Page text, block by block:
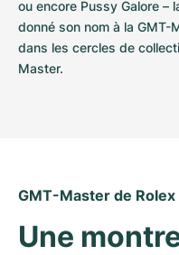
ou encore Pussy Galore –
donné son nom à la
dans les cercles de
Master.
GMT-Master de Rolex
Une